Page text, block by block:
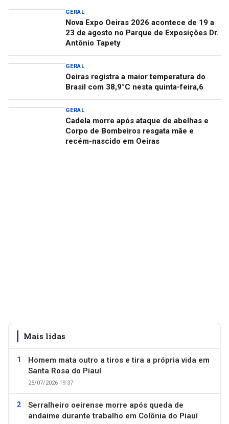
GERAL
Nova Expo Oeiras 2026 acontece de 19 a
23 de agosto no Parque de Exposições Dr.
Antônio Tapety
GERAL
Oeiras registra a maior temperatura do
Brasil com 38,9°C nesta quinta-feira,6
GERAL
Cadela morre após ataque de abelhas e
Corpo de Bombeiros resgata mãe e
recém-nascido em Oeiras
Mais lidas
Homem mata outro a tiros e tira a própria vida em
Santa Rosa do Piauí
25/07/2026 19:37
Serralheiro oeirense morre após queda de
andaime durante trabalho em Colônia do Piauí